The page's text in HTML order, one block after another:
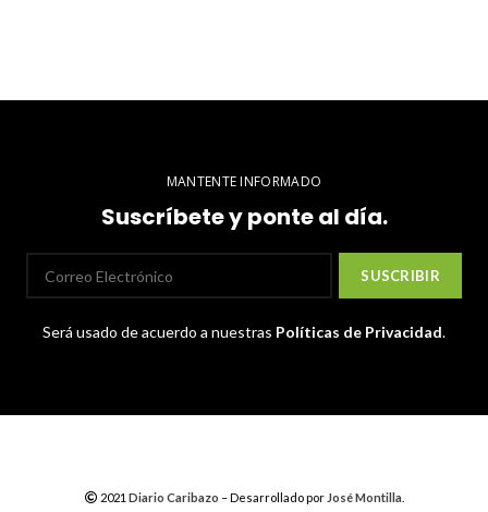
MANTENTE INFORMADO
Suscríbete y ponte al día.
Será usado de acuerdo a nuestras Políticas de Privacidad.
2021 Diario Caribazo – Desarrollado por José Montilla